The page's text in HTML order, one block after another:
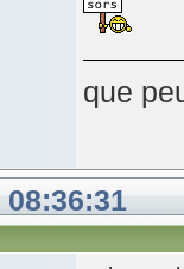
que
08:36:31